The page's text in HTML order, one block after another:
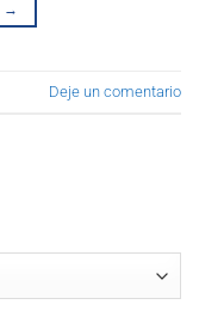
→
Deje un comentario